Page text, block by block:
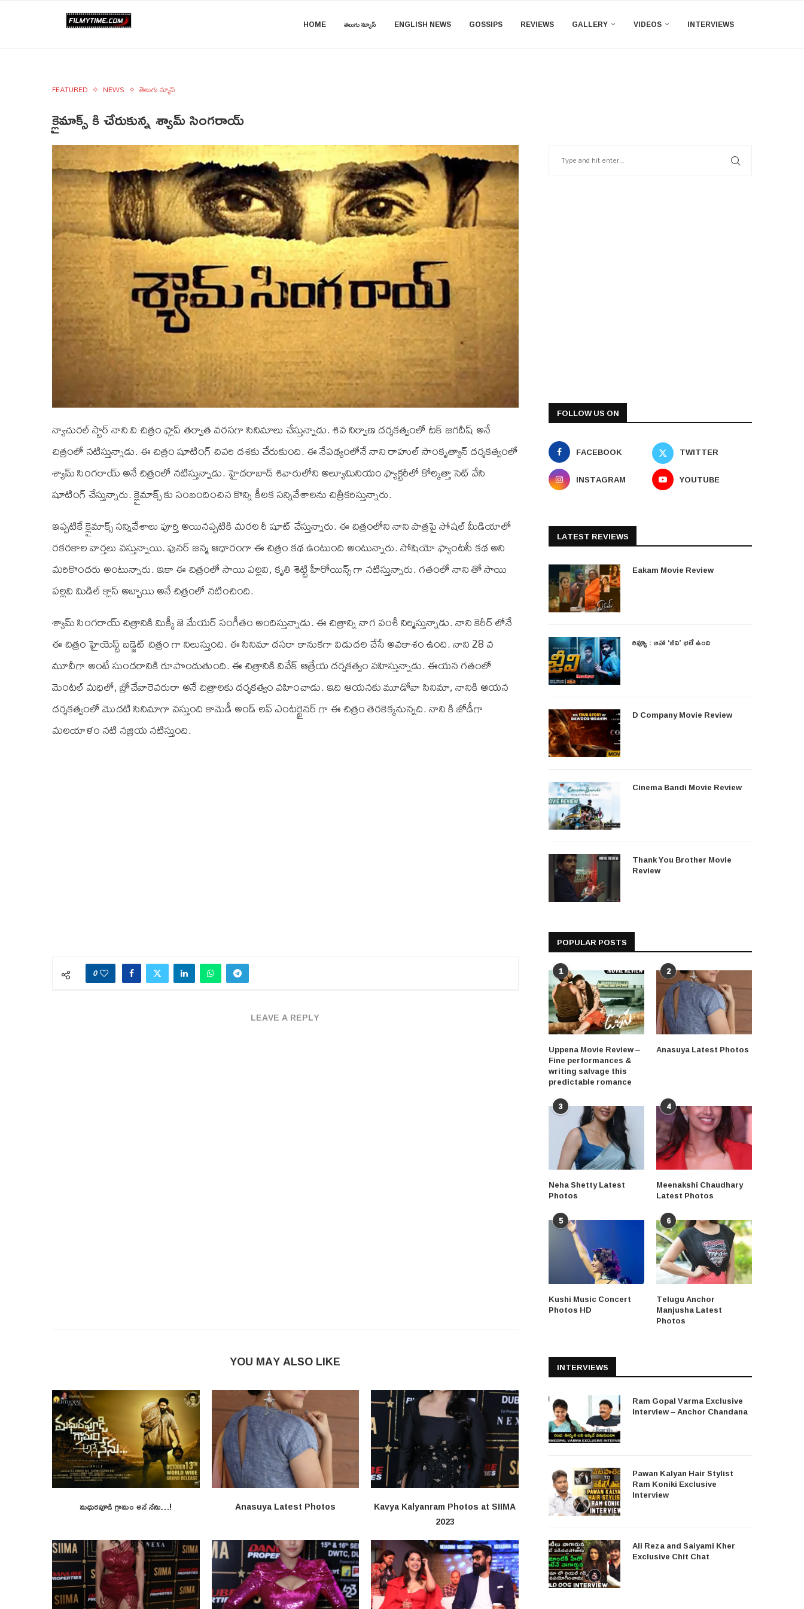
HOME తెలుగు న్యూస్ ENGLISH NEWS GOSSIPS REVIEWS GALLERY VIDEOS INTERVIEWS
FEATURED NEWS తెలుగు న్యూస్
క్లైమాక్స్ కి చేరుకున్న శ్యామ్ సింగరాయ్
న్యాచురల్ స్టార్ నాని వి చిత్రం ఫ్లాప్ తర్వాత వరసగా సినిమాలు చేస్తున్నాడు. శివ నిర్వాణ దర్శకత్వంలో టక్ జగదీష్ అనే
చిత్రంలో నటిస్తున్నాడు. ఈ చిత్రం షూటింగ్ చివరి దశకు చేరుకుంది. ఈ నేపథ్యంలోనే నాని రాహుల్ సాంకృత్యాన్ దర్శకత్వంలో
శ్యామ్ సింగరాయ్ అనే చిత్రంలో నటిస్తున్నాడు. హైదరాబాద్ శివారులోని అల్యూమినియం ఫ్యాక్టరీలో కోల్కత్తా సెట్ వేసి
షూటింగ్ చేస్తున్నారు. క్లైమాక్స్ కు సంబందించిన కొన్ని కీలక సన్నివేశాలను చిత్రీకరిస్తున్నారు.
ఇప్పటికే క్లైమాక్స్ సన్నివేశాలు పూర్తి అయినప్పటికి మరల రీ షూట్ చేస్తున్నారు. ఈ చిత్రంలోని నాని పాత్రపై సోషల్ మీడియాలో
రకరకాల వార్తలు వస్తున్నాయి. ఫునర్ జన్మ ఆధారంగా ఈ చిత్రం కథ ఉంటుంది అంటున్నారు. సోషియో ఫ్యాంటసీ కథ అని
మరికొందరు అంటున్నారు. ఇకా ఈ చిత్రంలో సాయి పల్లవి, కృతి శెట్టి హీరోయిన్స్ గా నటిస్తున్నారు. గతంలో నాని తో సాయి
పల్లవి మిడిల్ క్లాస్ అబ్బాయి అనే చిత్రంలో నటించింది.
శ్యామ్ సింగరాయ్ చిత్రానికి మిక్కీ జె మేయర్ సంగీతం అందిస్తున్నాడు. ఈ చిత్రాన్ని నాగ వంశీ నిర్మిస్తున్నాడు. నాని కెరీర్ లోనే
ఈ చిత్రం హైయెస్ట్ బడ్జెట్ చిత్రం గా నిలుస్తుంది. ఈ సినిమా దసరా కానుకగా విడుదల చేసే అవకాశం ఉంది. నాని 28 వ
మూవీగా అంటే సుందరానికి రూపొందుతుంది. ఈ చిత్రానికి వివేక్ ఆత్రేయ దర్శకత్వం వహిస్తున్నాడు. ఈయన గతంలో
మెంటల్ మధిలో, బ్రోచేవారెవరురా అనే చిత్రాలకు దర్శకత్వం వహించాడు. ఇది ఆయనకు మూడోవా సినిమా, నానికి ఆయన
దర్శకత్వంలో మొదటి సినిమాగా వస్తుంది కామెడీ అండ్ లవ్ ఎంటర్టైనర్ గా ఈ చిత్రం తెరకెక్కనున్నది. నాని కి జోడీగా
మలయాళం నటి నజ్రియ నటిస్తుంది.
0
LEAVE A REPLY
YOU MAY ALSO LIKE
మధురపూడి గ్రామం అనే నేను…! Anasuya Latest Photos
Kavya Kalyanram Photos at SIIMA
2023
FOLLOW US ON
FACEBOOK
TWITTER
INSTAGRAM
YOUTUBE
LATEST REVIEWS
Eakam Movie Review
రివ్యూ : ఆహా ‘జీవి’ భలే ఉంది
D Company Movie Review
Cinema Bandi Movie Review
Thank You Brother Movie
Review
POPULAR POSTS
1
Uppena Movie Review –
Fine performances &
writing salvage this
predictable romance
2
Anasuya Latest Photos
3
Neha Shetty Latest
Photos
4
Meenakshi Chaudhary
Latest Photos
5
Kushi Music Concert
Photos HD
6
Telugu Anchor
Manjusha Latest
Photos
INTERVIEWS
Ram Gopal Varma Exclusive
Interview – Anchor Chandana
Pawan Kalyan Hair Stylist
Ram Koniki Exclusive
Interview
Ali Reza and Saiyami Kher
Exclusive Chit Chat